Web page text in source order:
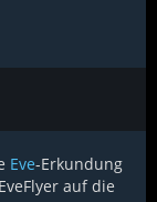
Eve-Erkundung
auf die